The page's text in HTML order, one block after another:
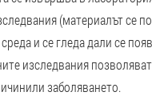
(материалът се
и се гледа дали се
изследвания
заболяването.